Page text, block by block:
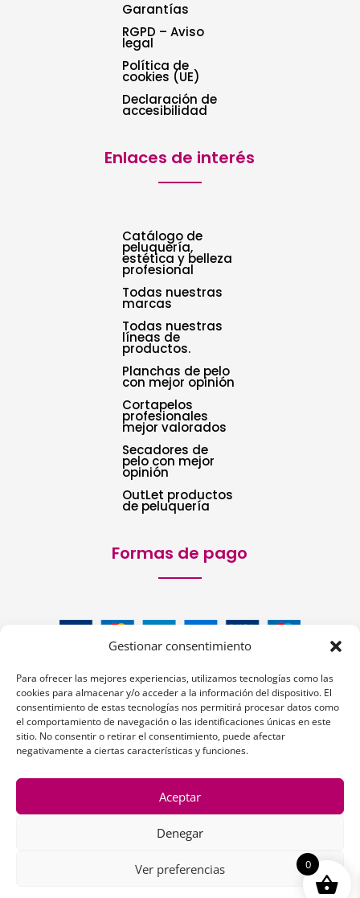
Gestionar consentimiento
Para ofrecer las mejores experiencias, utilizamos tecnologías como las
cookies para almacenar y/o acceder a la información del dispositivo. El
consentimiento de estas tecnologías nos permitirá procesar datos como
el comportamiento de navegación o las identificaciones únicas en este
sitio. No consentir o retirar el consentimiento, puede afectar
negativamente a ciertas características y funciones.
Aceptar
Denegar
Ver preferencias
Garantías
RGPD – Aviso
legal
Política de
cookies (UE)
Declaración de
accesibilidad
Enlaces de interés
Catálogo de
peluquería,
estética y belleza
profesional
Todas nuestras
marcas
Todas nuestras
líneas de
productos.
Planchas de pelo
con mejor opinión
Cortapelos
profesionales
mejor valorados
Secadores de
pelo con mejor
opinión
OutLet productos
de peluquería
Formas de pago
Siguenos:
0